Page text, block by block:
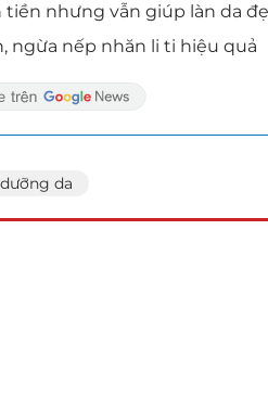
nhưng vẫn giúp làn da
ngừa nếp nhăn li ti hiệu quả
dưỡng da